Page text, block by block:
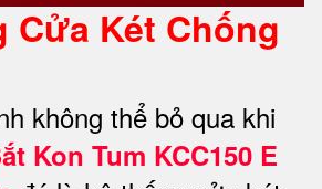
Cửa Két Chống
không thể bỏ qua khi
Kon Tum KCC150 E